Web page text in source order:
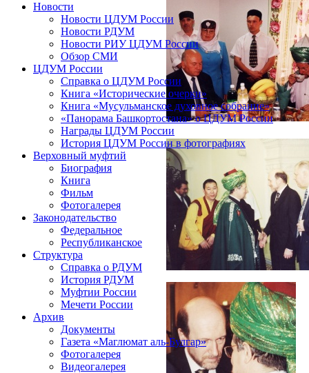
Новости
Новости ЦДУМ России
Новости РДУМ
Новости РИУ ЦДУМ России
Обзор СМИ
ЦДУМ России
Справка о ЦДУМ России
Книга «Исторические очерки»
Книга «Мусульманское духовное собрание»
«Панорама Башкортостана» о ЦДУМ России
Награды ЦДУМ России
История ЦДУМ России в фотографиях
Верховный муфтий
Биография
Книга
Фильм
Фотогалерея
Законодательство
Федеральное
Республиканское
Структура
Справка о РДУМ
История РДУМ
Муфтии России
Мечети России
Архив
Документы
Газета «Маглюмат аль-Булгар»
Фотогалерея
Видеогалерея